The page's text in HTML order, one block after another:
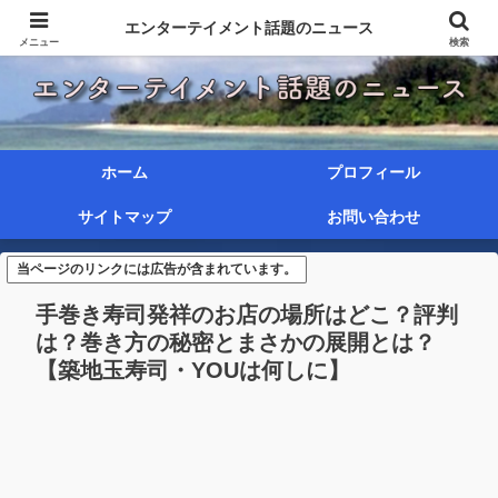
ホーム プロフィール
サイトマップ お問い合わせ
当ページのリンクには広告が含まれています。
手巻き寿司発祥のお店の場所はどこ？評判
は？巻き方の秘密とまさかの展開とは？
【築地玉寿司・YOUは何しに】
メニュー
エンターテイメント話題のニュース
検索